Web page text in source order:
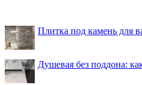
Плитка под камень для
Душевая без поддона: